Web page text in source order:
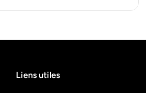
Liens utiles